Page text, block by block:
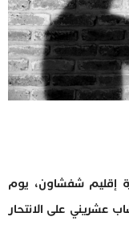
إقليم شفشاون، يوم
شاب عشريني على الانتحار